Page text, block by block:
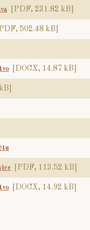
[PDF, 231.82 kB]
502.48 kB]
[DOCX, 14.87 kB]
[PDF, 113.52 kB]
[DOCX, 14.92 kB]